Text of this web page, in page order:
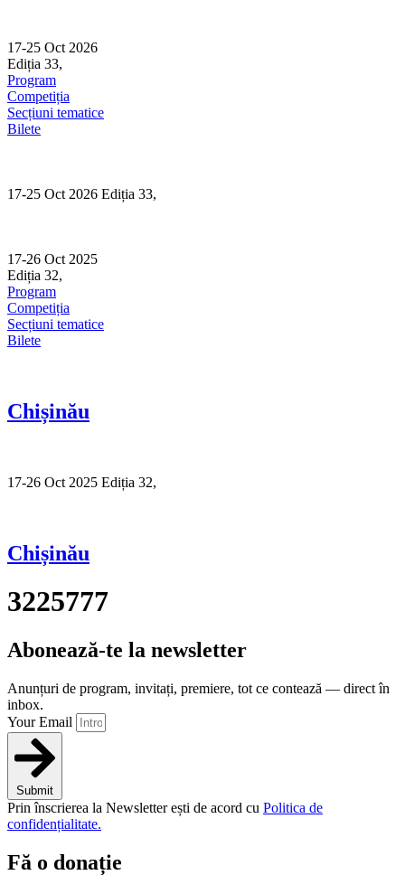
content
17-25 Oct 2026
Ediția 33,
Program
Competiția
Secțiuni tematice
Bilete
17-25 Oct 2026 Ediția 33,
17-26 Oct 2025
Ediția 32,
Program
Competiția
Secțiuni tematice
Bilete
Chișinău
17-26 Oct 2025 Ediția 32,
Chișinău
3225777
Abonează-te la newsletter
Anunțuri de program, invitați, premiere, tot ce contează — direct în
inbox.
Your Email
Submit
Prin înscrierea la Newsletter ești de acord cu Politica de
confidențialitate.
Fă o donație